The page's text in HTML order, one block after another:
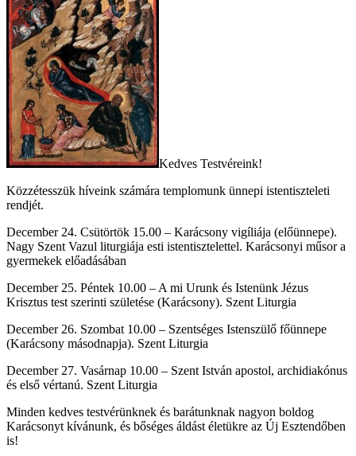
Kedves Testvéreink!
Közzétesszük híveink számára templomunk ünnepi istentiszteleti
rendjét.
December 24. Csütörtök 15.00 – Karácsony vigíliája (előünnepe).
Nagy Szent Vazul liturgiája esti istentisztelettel. Karácsonyi műsor a
gyermekek előadásában
December 25. Péntek 10.00 – A mi Urunk és Istenünk Jézus
Krisztus test szerinti születése (Karácsony). Szent Liturgia
December 26. Szombat 10.00 – Szentséges Istenszülő főünnepe
(Karácsony másodnapja). Szent Liturgia
December 27. Vasárnap 10.00 – Szent István apostol, archidiakónus
és első vértanú. Szent Liturgia
Minden kedves testvérünknek és barátunknak nagyon boldog
Karácsonyt kívánunk, és bőséges áldást életükre az Új Esztendőben
is!